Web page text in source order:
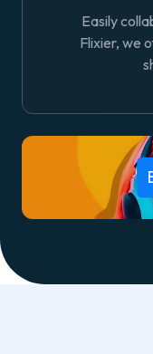
Easily
Flixier, we